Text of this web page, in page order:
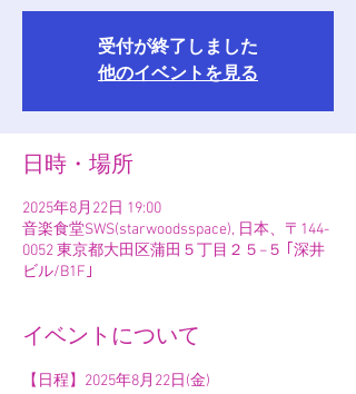
受付が終了しました
他のイベントを見る
日時・場所
2025年8月22日 19:00
音楽食堂SWS(starwoodsspace), 日本、〒144-
0052 東京都大田区蒲田５丁目２５−５ ｢深井
ビル/B1F｣
イベントについて
【日程】2025年8月22日(金)